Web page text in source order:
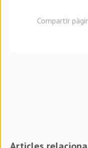
Compartir